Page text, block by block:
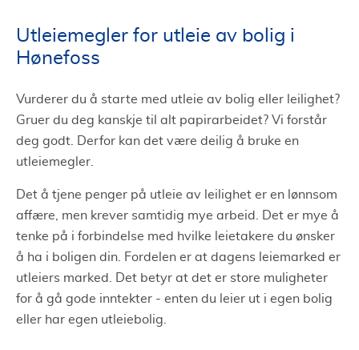
Utleiemegler for utleie av bolig i
Hønefoss
Vurderer du å starte med utleie av bolig eller leilighet?
Gruer du deg kanskje til alt papirarbeidet? Vi forstår
deg godt. Derfor kan det være deilig å bruke en
utleiemegler.
Det å tjene penger på utleie av leilighet er en lønnsom
affære, men krever samtidig mye arbeid. Det er mye å
tenke på i forbindelse med hvilke leietakere du ønsker
å ha i boligen din. Fordelen er at dagens leiemarked er
utleiers marked. Det betyr at det er store muligheter
for å gå gode inntekter - enten du leier ut i egen bolig
eller har egen utleiebolig.